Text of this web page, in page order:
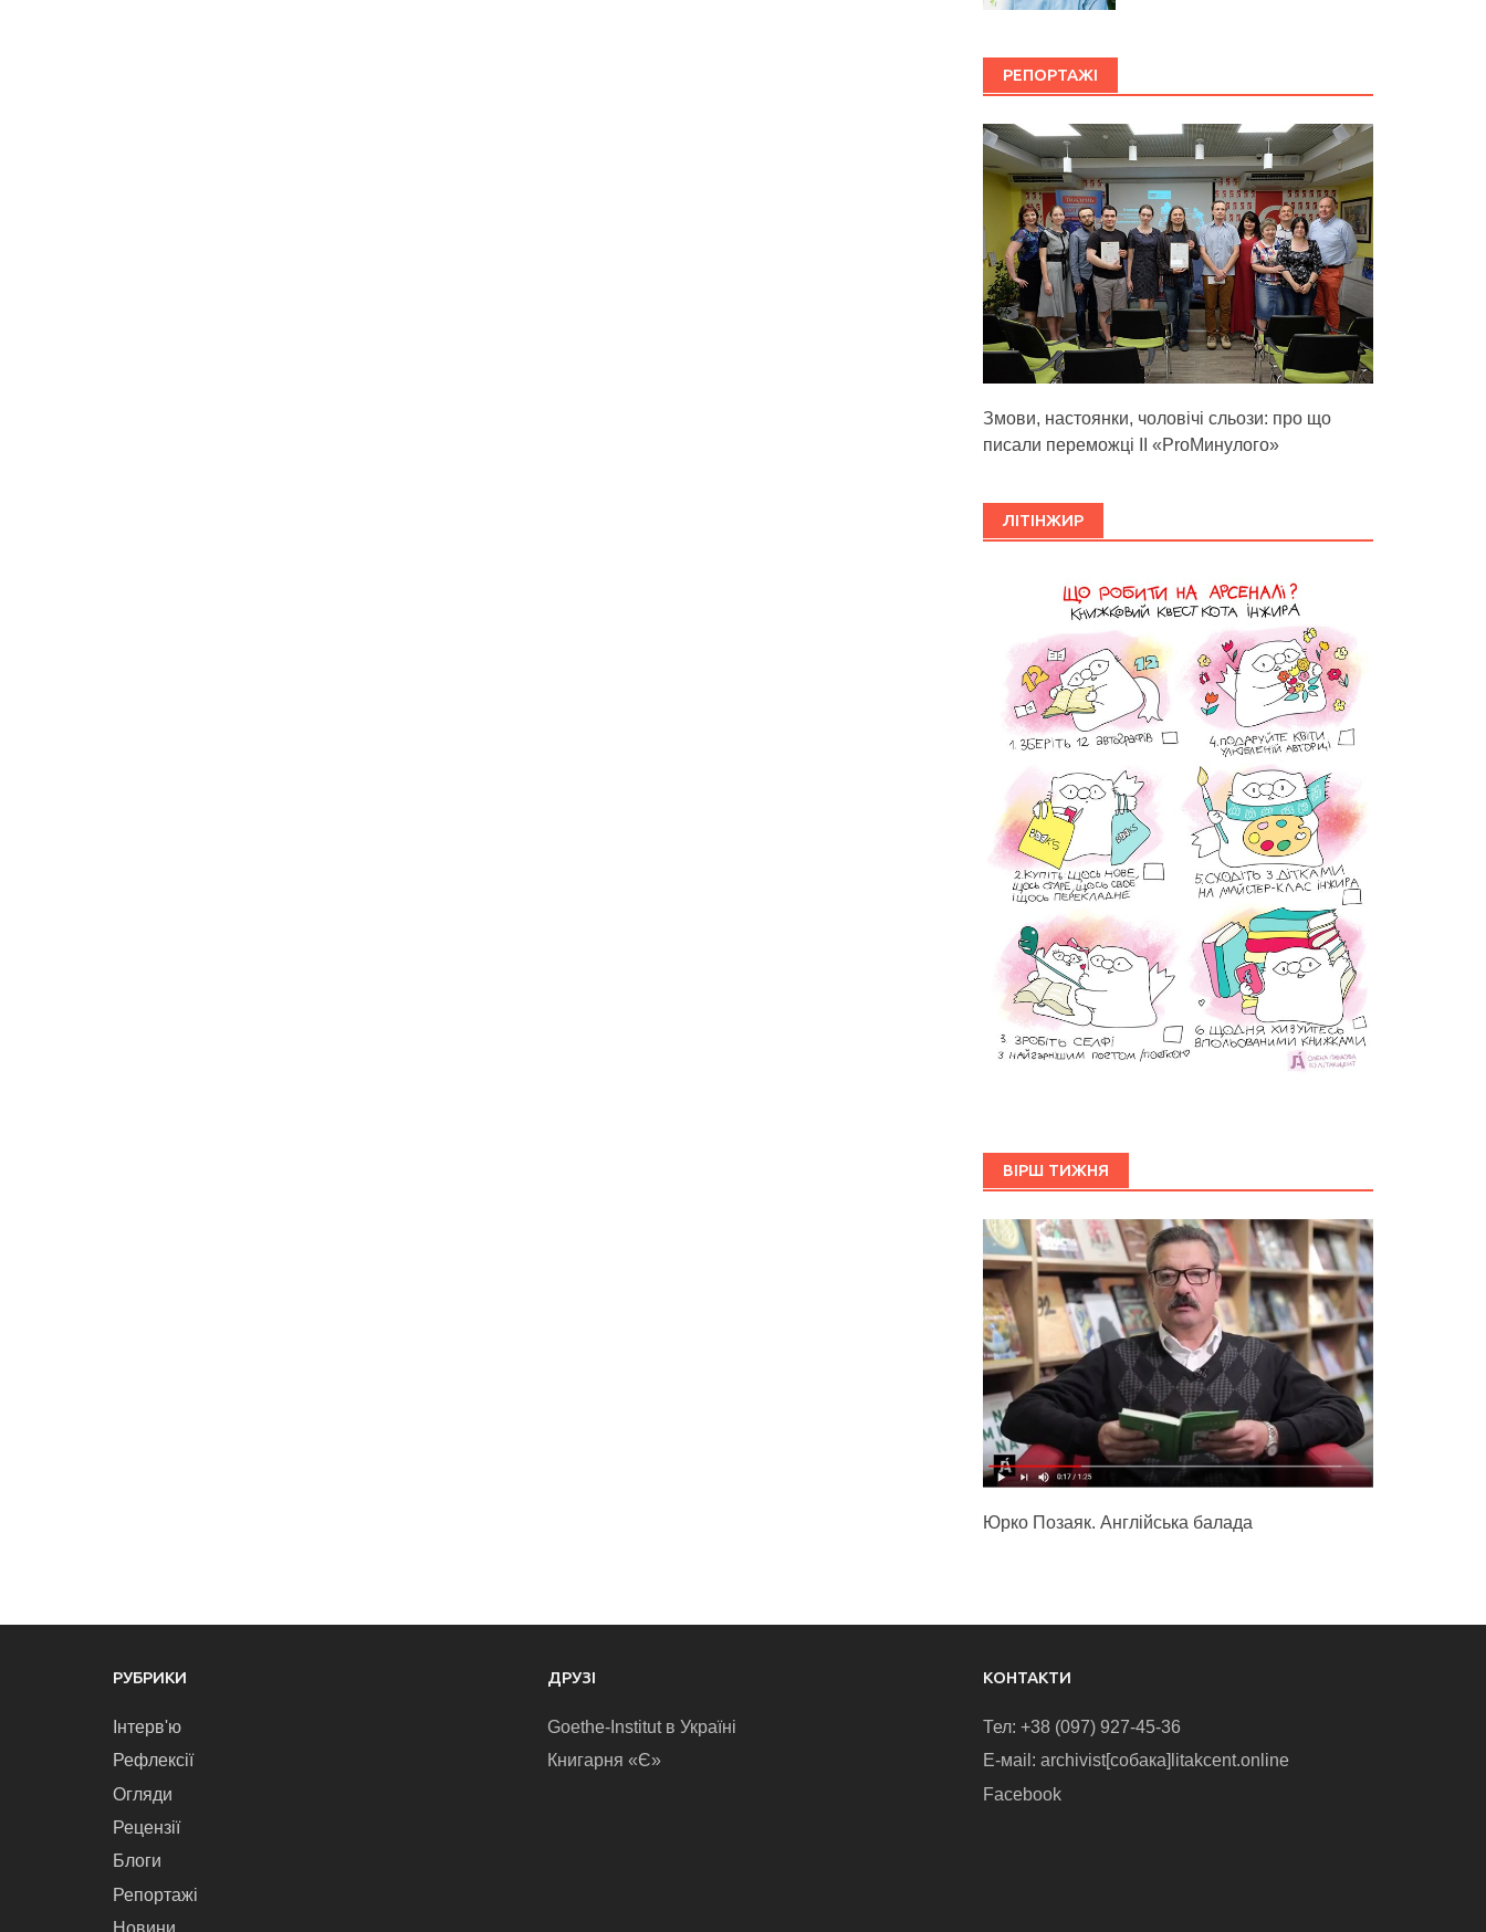
РЕПОРТАЖІ
Змови, настоянки, чоловічі сльози: про що
писали переможці ІІ «ProМинулого»
ЛІТІНЖИР
ВІРШ ТИЖНЯ
Юрко Позаяк. Англійська балада
РУБРИКИ
Інтерв'ю
Рефлексії
Огляди
Рецензії
Блоги
Репортажі
Новини
ДРУЗІ
Goethe-Institut в Україні
Книгарня «Є»
КОНТАКТИ
Тел: +38 (097) 927-45-36
E-маіl: archivist[собака]litakcent.online
Facebook